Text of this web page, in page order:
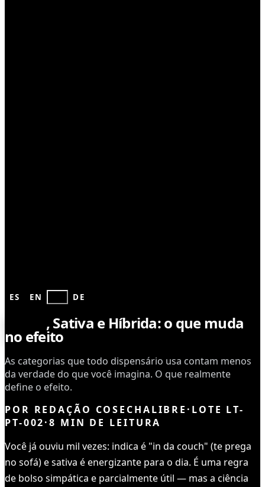
ES EN DE
, Sativa e Híbrida: o que muda
no efeito
As categorias que todo dispensário usa contam menos
da verdade do que você imagina. O que realmente
define o efeito.
POR REDAÇÃO COSECHALIBRE · LOTE LT-
PT-002·8 MIN DE LEITURA
Você já ouviu mil vezes: indica é "in da couch" (te prega
no sofá) e sativa é energizante para o dia. É uma regra
de bolso simpática e parcialmente útil — mas a ciência